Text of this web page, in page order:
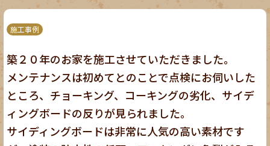
施工事例
築２０年のお家を施工させていただきました。
メンテナンスは初めてとのことで点検にお伺いした
ところ、チョーキング、コーキングの劣化、サイデ
ィングボードの反りが見られました。
サイディングボードは非常に人気の高い素材です